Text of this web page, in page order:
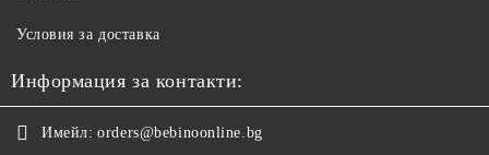
Условия за доставка
Информация за контакти:
Имейл: orders@bebinoonline.bg